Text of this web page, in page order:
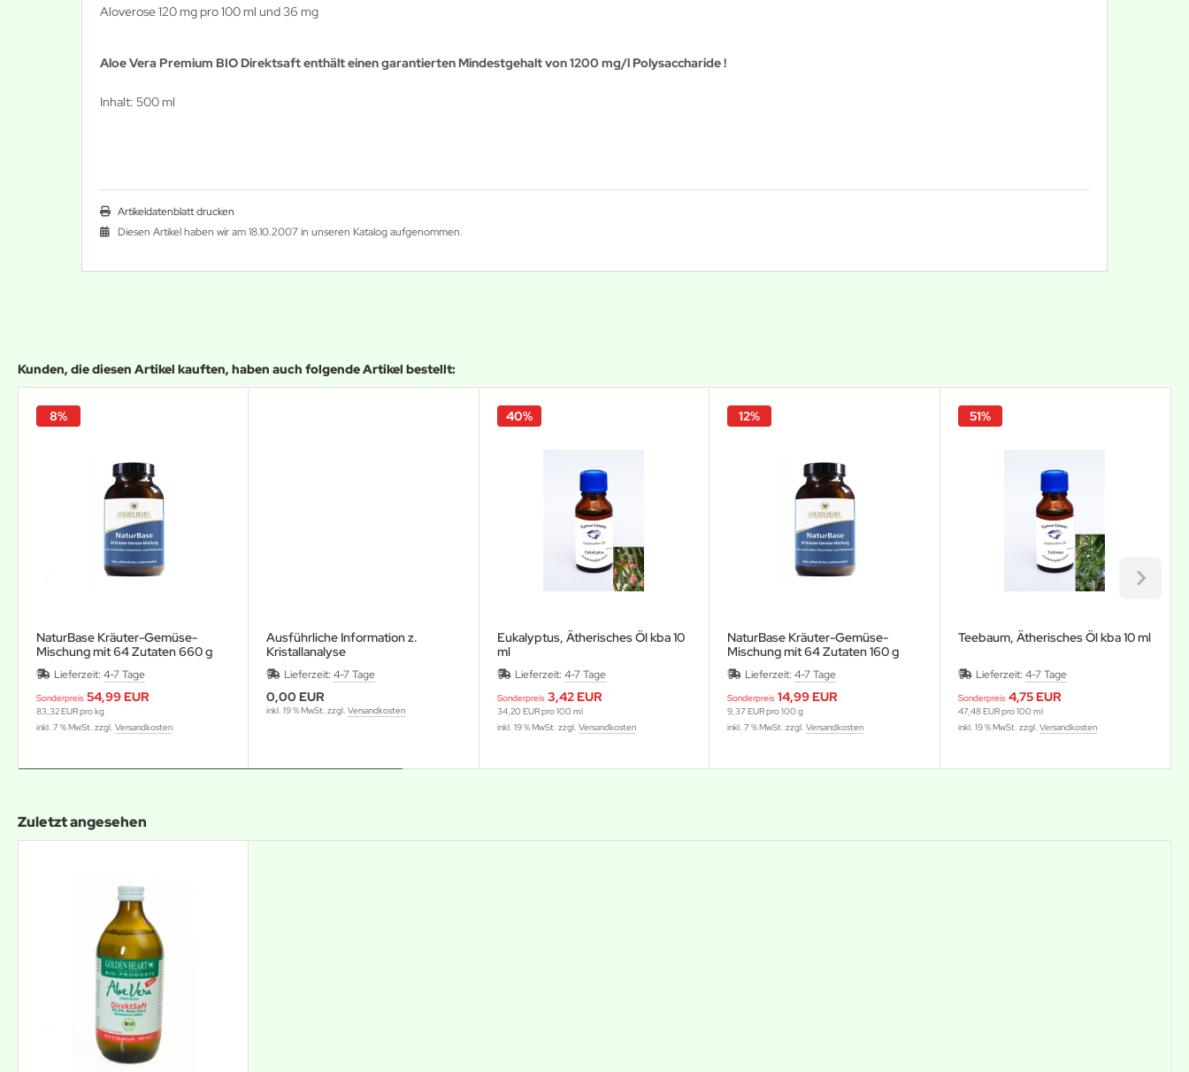
Aloverose 120 mg pro 100 ml und 36 mg
Aloe Vera Premium BIO Direktsaft enthält einen garantierten Mindestgehalt von 1200 mg/l Polysaccharide !
Inhalt: 500 ml
Artikeldatenblatt drucken
Diesen Artikel haben wir am 18.10.2007 in unseren Katalog aufgenommen.
Kunden, die diesen Artikel kauften, haben auch folgende Artikel bestellt:
NaturBase Kräuter-Gemüse-
Mischung mit 64 Zutaten 660 g
Lieferzeit: 4-7 Tage
Sonderpreis 54,99 EUR
8%
83,32 EUR pro kg
inkl. 7 % MwSt. zzgl. Versandkosten
Ausführliche Information z.
Kristallanalyse
Lieferzeit:4-7 Tage
0,00 EUR
inkl. 19 % MwSt. zzgl.Versandkosten
Eukalyptus, Ätherisches Öl kba 10
ml
Lieferzeit: 4-7 Tage
Sonderpreis 3,42 EUR
40%
34,20 EUR pro 100 ml
inkl. 19 % MwSt. zzgl. Versandkosten
NaturBase Kräuter-Gemüse-
Mischung mit 64 Zutaten 160 g
Lieferzeit:4-7 Tage
Sonderpreis 14,99 EUR
12%
9,37 EUR pro 100 g
inkl. 7 % MwSt. zzgl.Versandkosten
Teebaum, Ätherisches Öl kba 10 ml
Lieferzeit: 4-7 Tage
Sonderpreis 4,75 EUR
51%
47,48 EUR pro 100 ml
inkl. 19 % MwSt. zzgl. Versandkosten
Zuletzt angesehen